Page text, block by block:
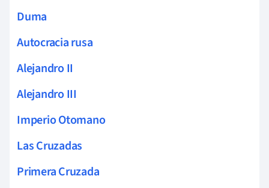
Duma
Autocracia rusa
Alejandro II
Alejandro III
Imperio Otomano
Las Cruzadas
Primera Cruzada